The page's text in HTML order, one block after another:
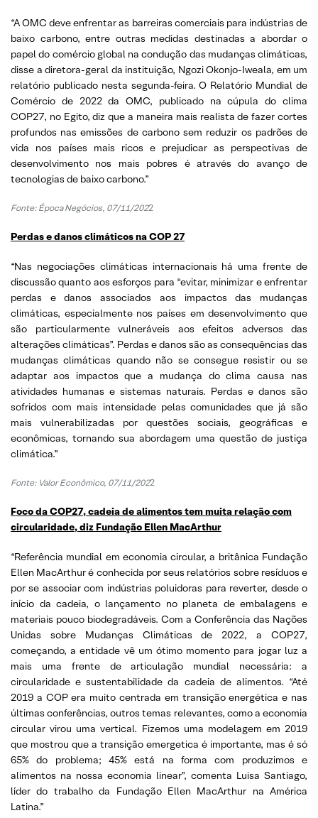
“A OMC deve enfrentar as barreiras comerciais para indústrias de
baixo carbono, entre outras medidas destinadas a abordar o
papel do comércio global na condução das mudanças climáticas,
disse a diretora-geral da instituição, Ngozi Okonjo-Iweala, em um
relatório publicado nesta segunda-feira. O Relatório Mundial de
Comércio de 2022 da OMC, publicado na cúpula do clima
COP27, no Egito, diz que a maneira mais realista de fazer cortes
profundos nas emissões de carbono sem reduzir os padrões de
vida nos países mais ricos e prejudicar as perspectivas de
desenvolvimento nos mais pobres é através do avanço de
tecnologias de baixo carbono.”
Fonte: Época Negócios, 07/11/2022
Perdas e danos climáticos na COP 27
“Nas negociações climáticas internacionais há uma frente de
discussão quanto aos esforços para “evitar, minimizar e enfrentar
perdas e danos associados aos impactos das mudanças
climáticas, especialmente nos países em desenvolvimento que
são particularmente vulneráveis aos efeitos adversos das
alterações climáticas”. Perdas e danos são as consequências das
mudanças climáticas quando não se consegue resistir ou se
adaptar aos impactos que a mudança do clima causa nas
atividades humanas e sistemas naturais. Perdas e danos são
sofridos com mais intensidade pelas comunidades que já são
mais vulnerabilizadas por questões sociais, geográficas e
econômicas, tornando sua abordagem uma questão de justiça
climática.”
Fonte: Valor Econômico, 07/11/2022
Foco da COP27, cadeia de alimentos tem muita relação com
circularidade, diz Fundação Ellen MacArthur
“Referência mundial em economia circular, a britânica Fundação
Ellen MacArthur é conhecida por seus relatórios sobre resíduos e
por se associar com indústrias poluidoras para reverter, desde o
início da cadeia, o lançamento no planeta de embalagens e
materiais pouco biodegradáveis. Com a Conferência das Nações
Unidas sobre Mudanças Climáticas de 2022, a COP27,
começando, a entidade vê um ótimo momento para jogar luz a
mais uma frente de articulação mundial necessária: a
circularidade e sustentabilidade da cadeia de alimentos. “Até
2019 a COP era muito centrada em transição energética e nas
últimas conferências, outros temas relevantes, como a economia
circular virou uma vertical. Fizemos uma modelagem em 2019
que mostrou que a transição emergetica é importante, mas é só
65% do problema; 45% está na forma com produzimos e
alimentos na nossa economia linear”, comenta Luisa Santiago,
líder do trabalho da Fundação Ellen MacArthur na América
Latina.”